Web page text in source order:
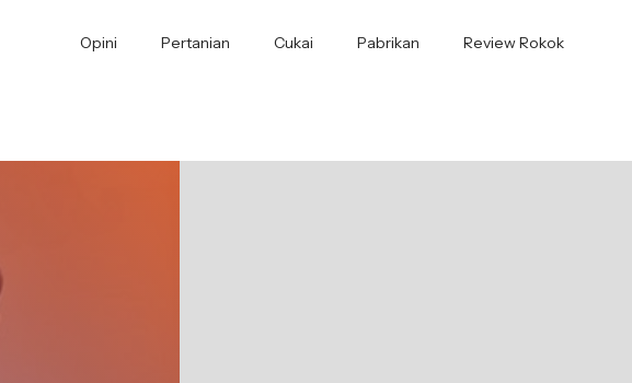
Opini Pertanian Cukai Pabrikan Review Rokok